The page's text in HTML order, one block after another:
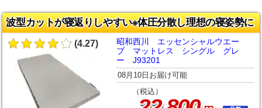
波型カットが寝返りしやすい※体圧分散し理想の寝姿勢に
(4.27)
昭和西川 エッセンシャルウエー
ブ マットレス シングル グレ
ー J93201
08月10日お届け可能
（税込）